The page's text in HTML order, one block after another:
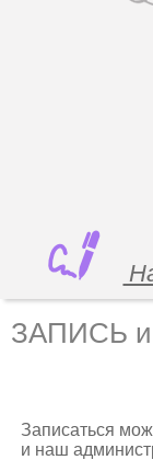
ЗАПИСЬ
Записаться
и наш